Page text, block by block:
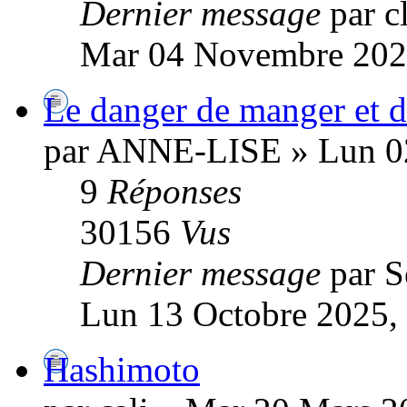
Dernier message par
Mar 04 Novembre
Le danger de manger et
par ANNE-LISE » Lun
9 Réponses
30156 Vus
Dernier message par
Lun 13 Octobre
Hashimoto